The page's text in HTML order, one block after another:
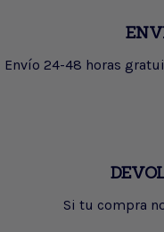
Envío 24-48 horas
Si tu compra